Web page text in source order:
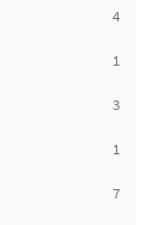
4
1
3
1
7